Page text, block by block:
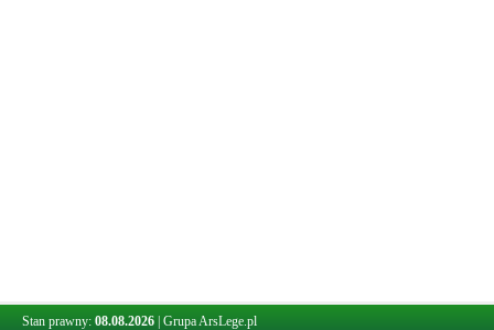
Stan prawny: 08.08.2026 Grupa ArsLege.pl